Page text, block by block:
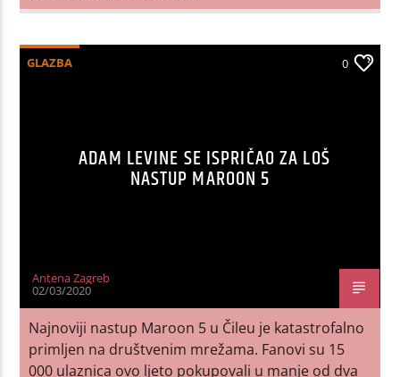
GLAZBA 0
ADAM LEVINE SE ISPRIČAO ZA LOŠ
NASTUP MAROON 5
Antena Zagreb
02/03/2020
Najnoviji nastup Maroon 5 u Čileu je katastrofalno
primljen na društvenim mrežama. Fanovi su 15
000 ulaznica ovo ljeto pokupovali u manje od dva